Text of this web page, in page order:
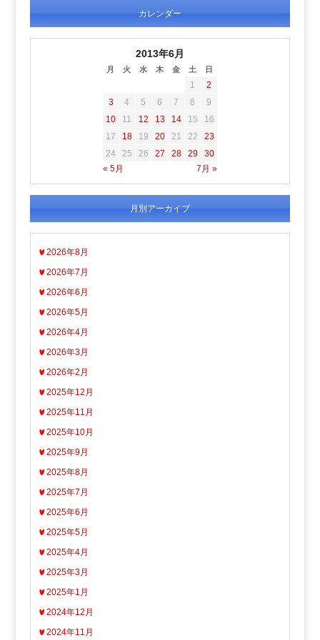
カレンダー
2013年6月
月 火 水 木 金 土 日
« 5月 7月 »
1
2
3
4 5 6 7 8
9
10
11 12 13 14 15
16
17
18 19 20 21 22
23
24
25 26 27 28 29 30
月別アーカイブ
2026年8月
2026年7月
2026年6月
2026年5月
2026年4月
2026年3月
2026年2月
2025年12月
2025年11月
2025年10月
2025年9月
2025年8月
2025年7月
2025年6月
2025年5月
2025年4月
2025年3月
2025年1月
2024年12月
2024年11月